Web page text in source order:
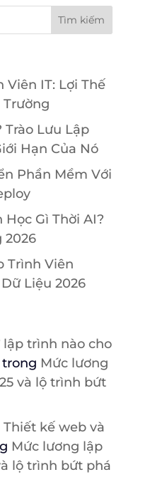
Viên IT: Lợi Thế
Trường
Trào Lưu Lập
Hạn Của Nó
Phần Mềm Với
Học Gì Thời AI?
2026
Trình Viên
Liệu 2026
trình nào cho
trong Mức lương
và lộ trình bứt
kế web và
Mức lương lập
lộ trình bứt phá